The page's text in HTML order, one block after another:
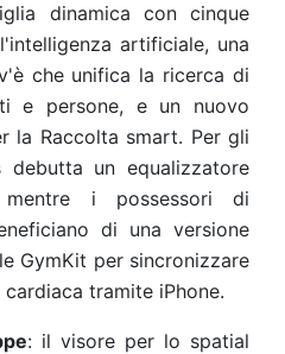
dinamica con cinque
artificiale, una
che unifica la ricerca di
e persone, e un nuovo
la Raccolta smart. Per gli
debutta un equalizzatore
mentre i possessori di
di una versione
GymKit per sincronizzare
tramite iPhone.
: il visore per lo spatial